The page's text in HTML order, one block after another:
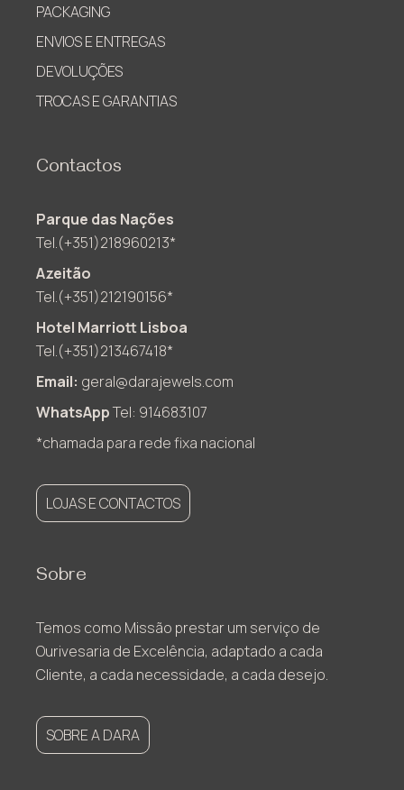
PACKAGING
ENVIOS E ENTREGAS
DEVOLUÇÕES
TROCAS E GARANTIAS
Contactos
Parque das Nações
Tel.(+351)218960213*
Azeitão
Tel.(+351)212190156*
Hotel Marriott Lisboa
Tel.(+351)213467418*
Email: geral@darajewels.com
WhatsAppTel: 914683107
*chamada para rede fixa nacional
LOJAS E CONTACTOS
Sobre
Temos como Missão prestar um serviço de
Ourivesaria de Excelência, adaptado a cada
Cliente, a cada necessidade, a cada desejo.
SOBRE A DARA